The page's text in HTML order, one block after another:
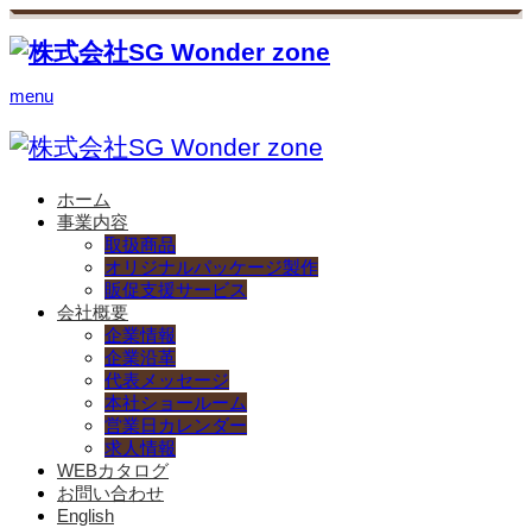
menu
ホーム
事業内容
取扱商品
オリジナルパッケージ製作
販促支援サービス
会社概要
企業情報
企業沿革
代表メッセージ
本社ショールーム
営業日カレンダー
求人情報
WEBカタログ
お問い合わせ
English